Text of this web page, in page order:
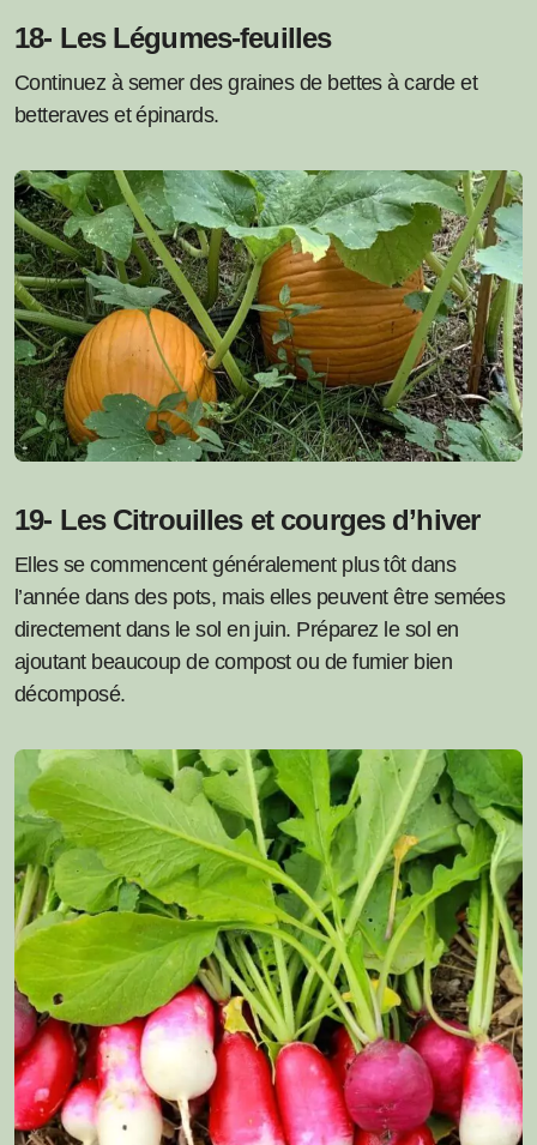
18- Les Légumes-feuilles
Continuez à semer des graines de bettes à carde et
betteraves et épinards.
19- Les Citrouilles et courges d’hiver
Elles se commencent généralement plus tôt dans
l’année dans des pots, mais elles peuvent être semées
directement dans le sol en juin. Préparez le sol en
ajoutant beaucoup de compost ou de fumier bien
décomposé.